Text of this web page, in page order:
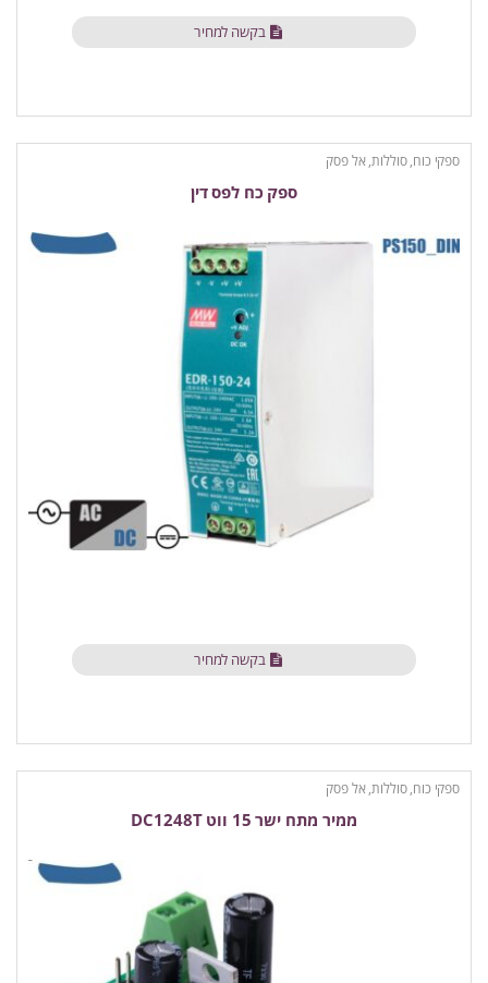
בקשה למחיר
ספקי כוח, סוללות, אל פסק
ספק כח לפס דין
בקשה למחיר
ספקי כוח, סוללות, אל פסק
ממיר מתח ישר 15 ווט DC1248T